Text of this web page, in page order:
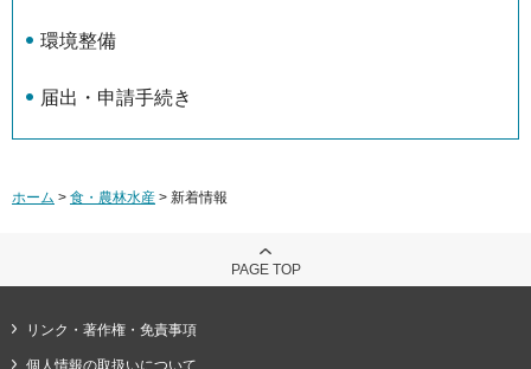
環境整備
届出・申請手続き
ホーム > 食・農林水産 > 新着情報
PAGE TOP
リンク・著作権・免責事項
個人情報の取扱いについて